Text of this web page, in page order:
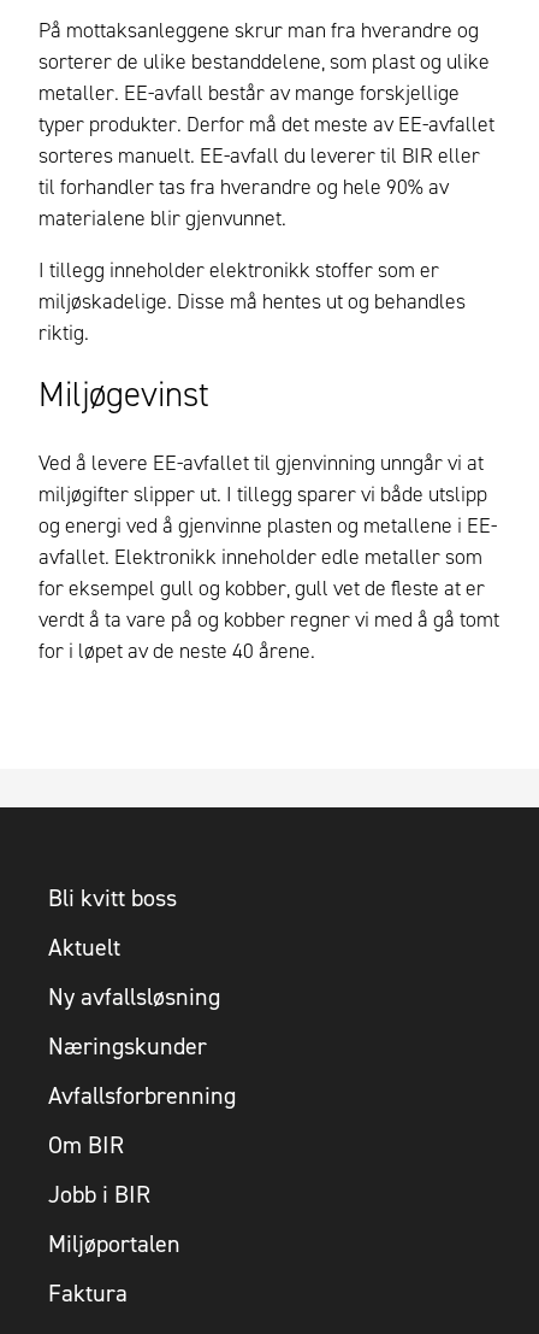
På mottaksanleggene skrur man fra hverandre og
sorterer de ulike bestanddelene, som plast og ulike
metaller. EE-avfall består av mange forskjellige
typer produkter. Derfor må det meste av EE-avfallet
sorteres manuelt. EE-avfall du leverer til BIR eller
til forhandler tas fra hverandre og hele 90% av
materialene blir gjenvunnet.
I tillegg inneholder elektronikk stoffer som er
miljøskadelige. Disse må hentes ut og behandles
riktig.
Miljøgevinst
Ved å levere EE-avfallet til gjenvinning unngår vi at
miljøgifter slipper ut. I tillegg sparer vi både utslipp
og energi ved å gjenvinne plasten og metallene i EE-
avfallet. Elektronikk inneholder edle metaller som
for eksempel gull og kobber, gull vet de fleste at er
verdt å ta vare på og kobber regner vi med å gå tomt
for i løpet av de neste 40 årene.
Bli kvitt boss
Aktuelt
Ny avfallsløsning
Næringskunder
Avfallsforbrenning
Om BIR
Jobb i BIR
Miljøportalen
Faktura